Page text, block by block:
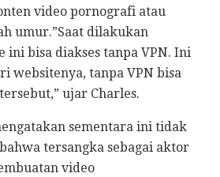
video pornografi atau
umur.”Saat dilakukan
ini bisa diakses tanpa VPN. Ini
websitenya, tanpa VPN bisa
ujar Charles.
sementara ini tidak
tersangka sebagai aktor
video